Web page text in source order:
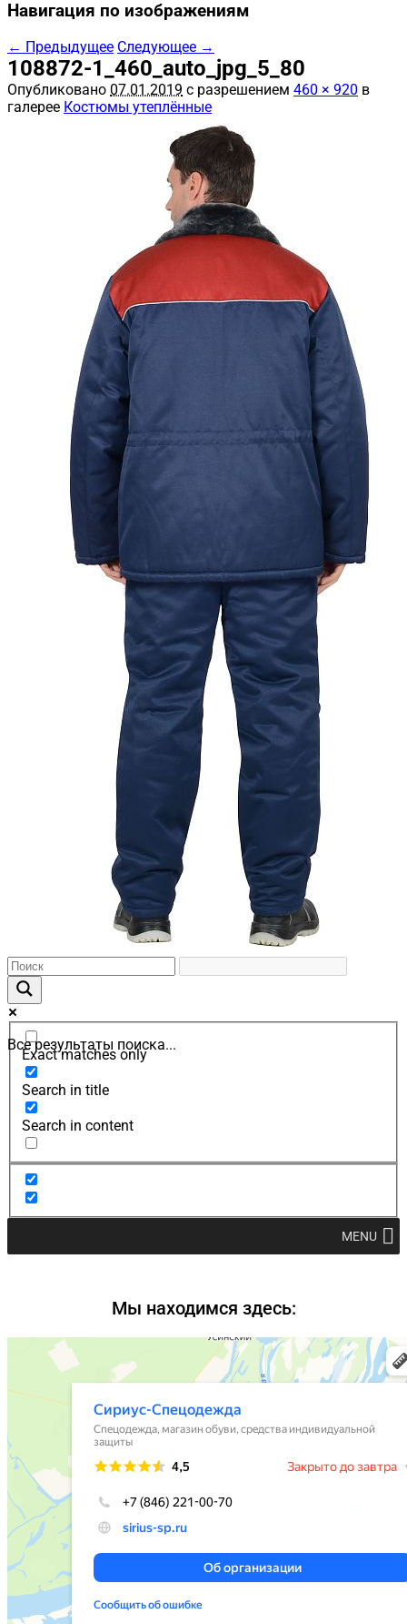
Навигация по изображениям
← Предыдущее Следующее →
108872-1_460_auto_jpg_5_80
Опубликовано 07.01.2019 с разрешением 460 × 920 в
галерее Костюмы утеплённые
Все результаты поиска...
Exact matches only
Search in title
Search in content
MENU
Мы находимся здесь: